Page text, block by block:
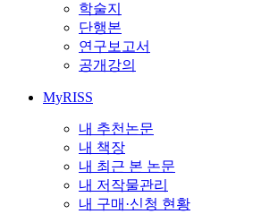
학술지
단행본
연구보고서
공개강의
MyRISS
내 추천논문
내 책장
내 최근 본 논문
내 저작물관리
내 구매·신청 현황